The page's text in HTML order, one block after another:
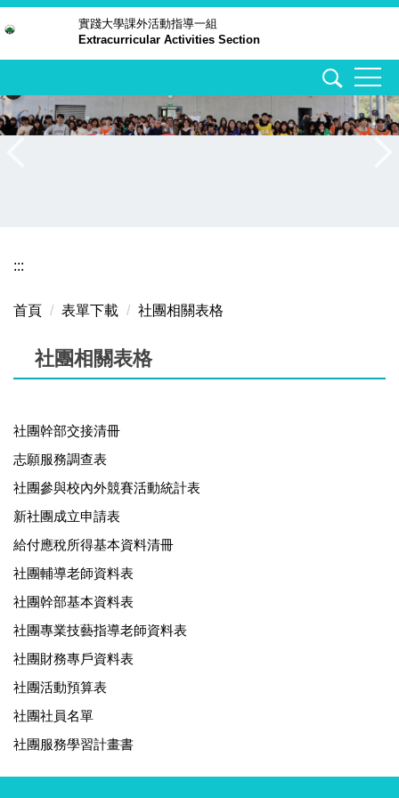
主
內
容
實踐大學課外活動指導一組
Extracurricular Activities Section
:::
首頁 表單下載 社團相關表格
社團相關表格
社團幹部交接清冊
志願服務調查表
社團參與校內外競賽活動統計表
新社團成立申請表
給付應稅所得基本資料清冊
社團輔導老師資料表
社團幹部基本資料表
社團專業技藝指導老師資料表
社團財務專戶資料表
社團活動預算表
社團社員名單
社團服務學習計畫書